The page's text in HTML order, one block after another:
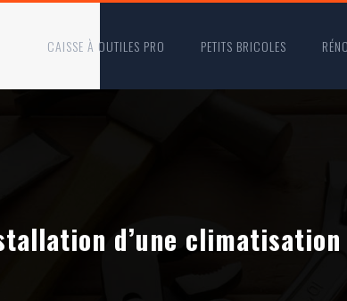
CAISSE À OUTILES PRO PETITS BRICOLES
d’une